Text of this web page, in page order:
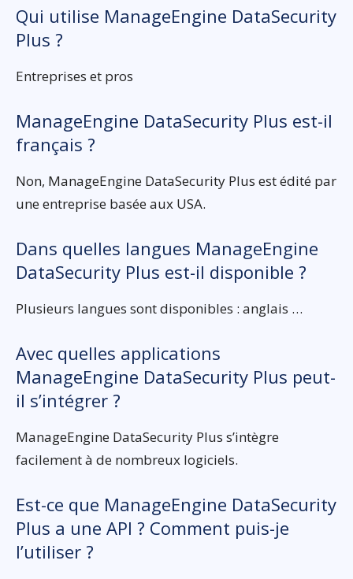
Qui utilise ManageEngine DataSecurity
Plus ?
Entreprises et pros
ManageEngine DataSecurity Plus est-il
français ?
Non, ManageEngine DataSecurity Plus est édité par
une entreprise basée aux USA.
Dans quelles langues ManageEngine
DataSecurity Plus est-il disponible ?
Plusieurs langues sont disponibles : anglais …
Avec quelles applications
ManageEngine DataSecurity Plus peut-
il s’intégrer ?
ManageEngine DataSecurity Plus s’intègre
facilement à de nombreux logiciels.
Est-ce que ManageEngine DataSecurity
Plus a une API ? Comment puis-je
l’utiliser ?